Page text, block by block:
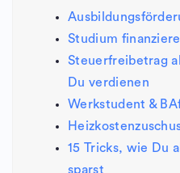
Studium
Steuerfreibetrag
Du verdienen
Werkstudent &
15 Tricks, wie Du
sparst